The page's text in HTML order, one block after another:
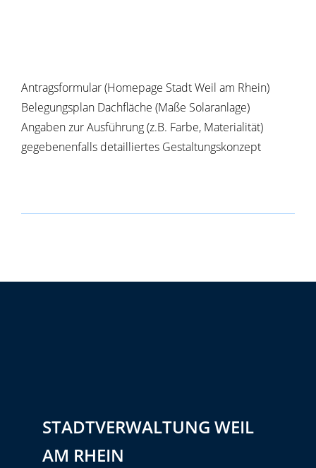
Antragsformular (Homepage Stadt Weil am Rhein)
Belegungsplan Dachfläche (Maße Solaranlage)
Angaben zur Ausführung (z.B. Farbe, Materialität)
gegebenenfalls detailliertes Gestaltungskonzept
STADTVERWALTUNG WEIL
AM RHEIN